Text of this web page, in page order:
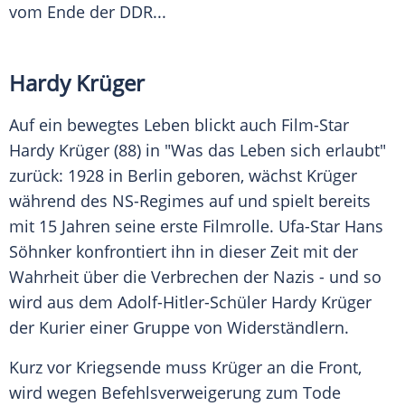
vom Ende der DDR...
Hardy Krüger
Auf ein bewegtes Leben blickt auch Film-Star
Hardy Krüger (88) in "Was das Leben sich erlaubt"
zurück: 1928 in Berlin geboren, wächst Krüger
während des NS-Regimes auf und spielt bereits
mit 15 Jahren seine erste Filmrolle. Ufa-Star Hans
Söhnker konfrontiert ihn in dieser Zeit mit der
Wahrheit über die Verbrechen der Nazis - und so
wird aus dem Adolf-Hitler-Schüler Hardy Krüger
der Kurier einer Gruppe von Widerständlern.
Kurz vor Kriegsende muss Krüger an die Front,
wird wegen Befehlsverweigerung zum Tode